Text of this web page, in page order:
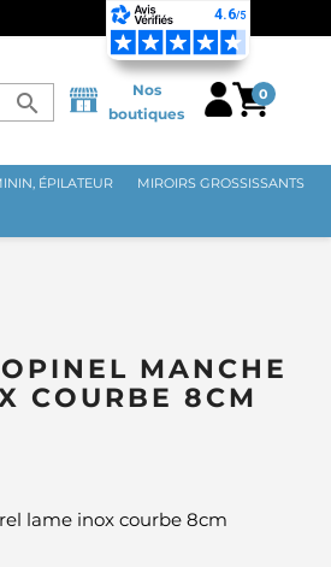
search
Nos
boutiques
0
ÉPILATEUR MIROIRS GROSSISSANTS
MANCHE
COURBE 8CM
lame inox courbe 8cm